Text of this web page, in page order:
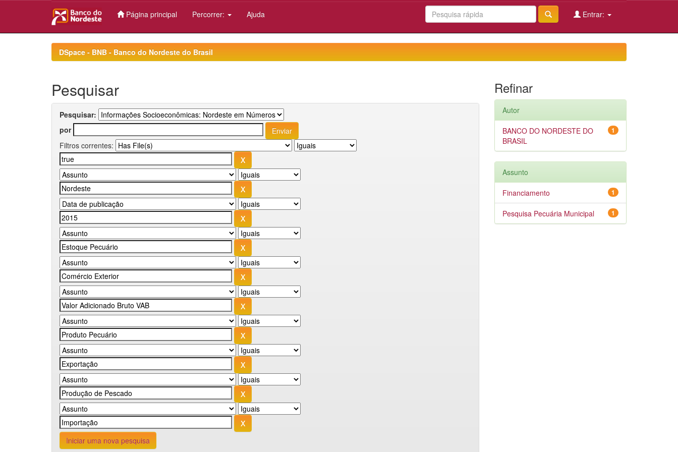
Página principal Percorrer: Ajuda Entrar:
DSpace - BNB - Banco do Nordeste do Brasil
Pesquisar
Pesquisar:
por
Filtros correntes:
Iniciar uma nova pesquisa
Refinar
Autor
1
BANCO DO NORDESTE DO
BRASIL
Assunto
1
Financiamento
1
Pesquisa Pecuária Municipal